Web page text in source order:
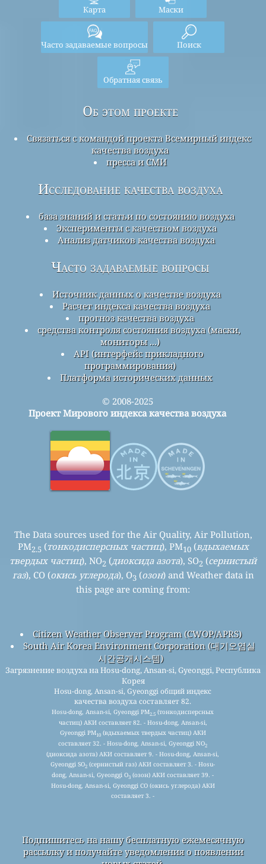
Карта Маски
Часто задаваемые вопросы Поиск
Обратная связь
Об этом проекте
Связаться с командой проекта Всемирный индекс
качества воздуха
пресса и СМИ
Исследование качества воздуха
база знаний и статьи по состоянию воздуха
Эксперименты с качеством воздуха
Анализ датчиков качества воздуха
Часто задаваемые вопросы
Источник данных о качестве воздуха
Расчет индекса качества воздуха
прогноз качества воздуха
средства контроля состояния воздуха (маски,
мониторы ...)
API (интерфейс прикладного
программирования)
Платформа исторических данных
© 2008-2025
Проект Мирового индекса качества воздуха
The Data sources used for the Air Quality, Air Pollution,
PM2.5 (тонкодисперсных частиц), PM10(вдыхаемых
твердых частиц), NO2 (диоксида азота), SO2 (сернистый
газ), CO (окись углерода), O3 (озон) and Weather data in
this page are coming from:
Citizen Weather Observer Program (CWOP/APRS)
South Air Korea Environment Corporation (대기오염실
시간공개시스템)
Загрязнение воздуха на Hosu-dong, Ansan-si, Gyeonggi, Республика
Корея
Hosu-dong, Ansan-si, Gyeonggi общий индекс
качества воздуха составляет 82.
Hosu-dong, Ansan-si, Gyeonggi PM2.5 (тонкодисперсных
частиц) АКИ составляет 82. - Hosu-dong, Ansan-si,
Gyeonggi PM10(вдыхаемых твердых частиц) АКИ
составляет 32. - Hosu-dong, Ansan-si, Gyeonggi NO2
(диоксида азота) АКИ составляет 9. - Hosu-dong, Ansan-si,
Gyeonggi SO2 (сернистый газ) АКИ составляет 3. - Hosu-
dong, Ansan-si, Gyeonggi O3 (озон) АКИ составляет 39. -
Hosu-dong, Ansan-si, Gyeonggi CO (окись углерода) АКИ
составляет 3. -
Подпишитесь на нашу бесплатную ежемесячную
рассылку и получайте уведомления о появлении